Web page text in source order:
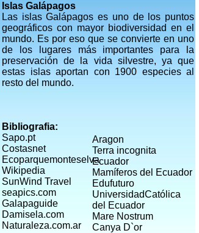
Islas Galápagos
Las islas Galápagos es uno de los puntos
geográficos con mayor biodiversidad en el
mundo. Es por eso que se convierte en uno
de los lugares más importantes para la
preservación de la vida silvestre, ya que
estas islas aportan con 1900 especies al
resto del mundo.
Bibliografia:
Sapo.pt
Costasnet
Ecoparquemonteselva
Wikipedia
SunWind Travel
seapics.com
Galapaguide
Damisela.com
Naturaleza.com.ar
Aragon
Terra incognita
Ecuador
Mamíferos del Ecuador
Edufuturo
UniversidadCatólica
del Ecuador
Mare Nostrum
Canya D`or